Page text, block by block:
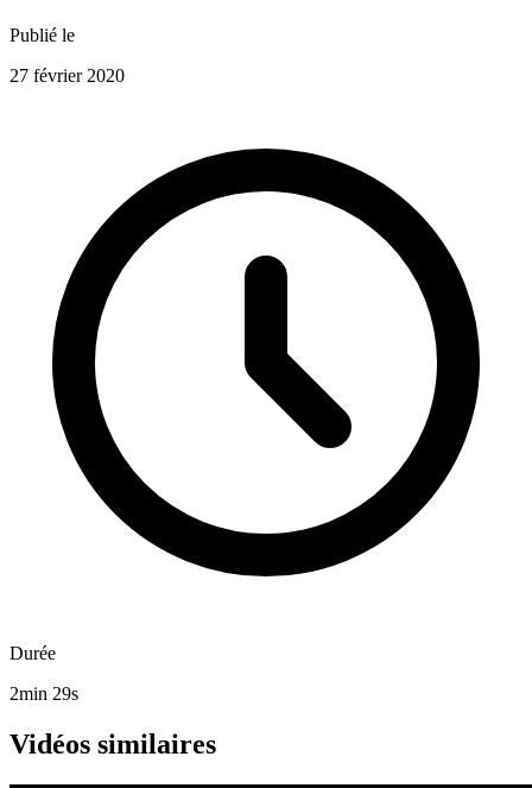
Publié le
27 février 2020
Durée
2min 29s
Vidéos similaires